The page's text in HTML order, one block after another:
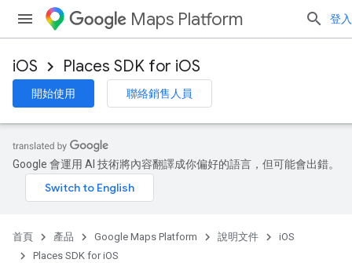
Maps Platform 登入
iOS Places SDK for iOS
開始使用 聯絡銷售人員
Google 會運用 AI 技術將內容翻譯成你偏好的語言，但可能會出錯。
首頁 產品 Google Maps Platform 說明文件
iOS
Places SDK for iOS